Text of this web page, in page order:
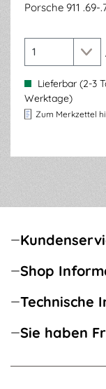
Porsche 911 .69-
Lieferbar (2-3
Werktage)
Zum Merkzettel
Shop
Technische
Sie haben